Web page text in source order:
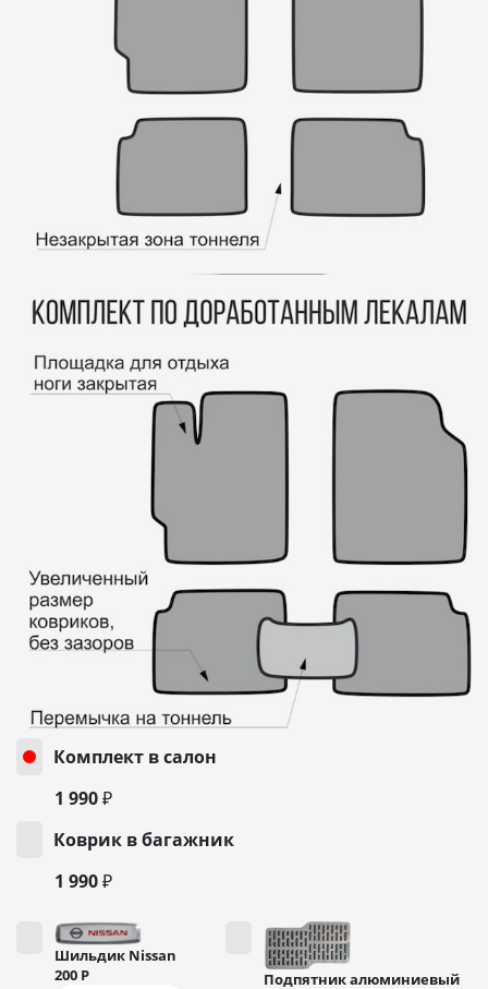
Комплект в салон
1 990 ₽
Коврик в багажник
1 990 ₽
Шильдик Nissan
200 Р Подпятник алюминиевый